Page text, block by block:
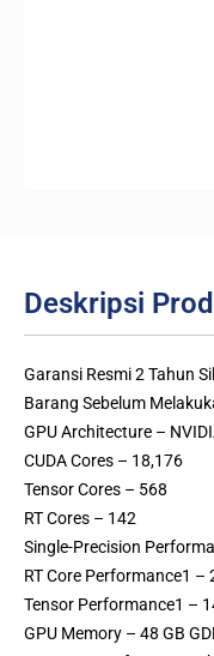
Deskripsi
Garansi Resmi 2 Tahun
Barang Sebelum
GPU Architecture –
CUDA Cores – 18,176
Tensor Cores – 568
RT Cores – 142
Single-Precision
RT Core Performance1 –
Tensor Performance1 –
GPU Memory – 48 GB